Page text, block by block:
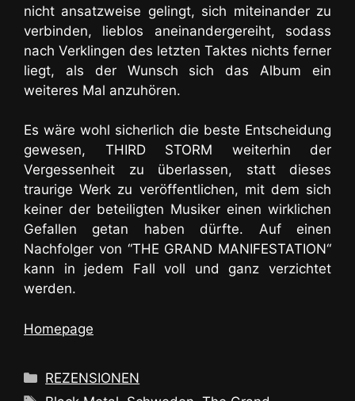
nicht ansatzweise gelingt, sich miteinander zu
verbinden, lieblos aneinandergereiht, sodass
nach Verklingen des letzten Taktes nichts ferner
liegt, als der Wunsch sich das Album ein
weiteres Mal anzuhören.
Es wäre wohl sicherlich die beste Entscheidung
gewesen, THIRD STORM weiterhin der
Vergessenheit zu überlassen, statt dieses
traurige Werk zu veröffentlichen, mit dem sich
keiner der beteiligten Musiker einen wirklichen
Gefallen getan haben dürfte. Auf einen
Nachfolger von “THE GRAND MANIFESTATION“
kann in jedem Fall voll und ganz verzichtet
werden.
Homepage
Kategorien
REZENSIONEN